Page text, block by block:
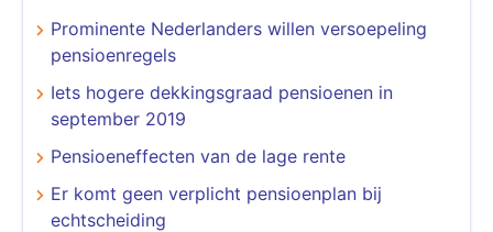
Prominente Nederlanders willen versoepeling
pensioenregels
Iets hogere dekkingsgraad pensioenen in
september 2019
Pensioeneffecten van de lage rente
Er komt geen verplicht pensioenplan bij
echtscheiding